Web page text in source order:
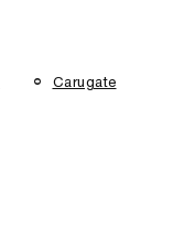
Carugate